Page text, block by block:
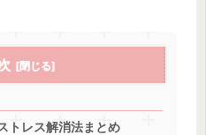
トレス解消法まとめ